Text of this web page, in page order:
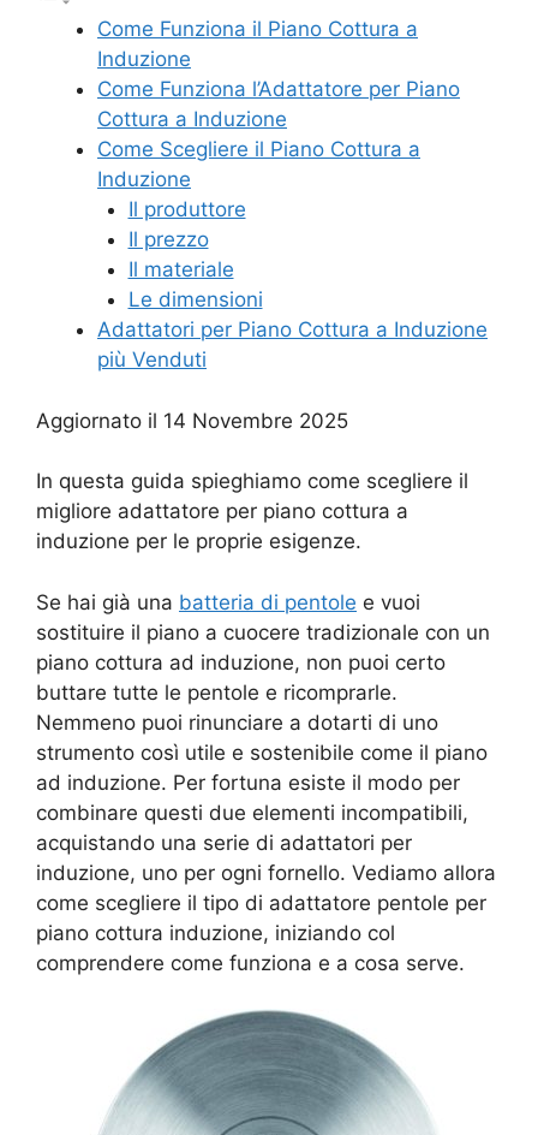
Come Funziona il Piano Cottura a
Induzione
Come Funziona l’Adattatore per Piano
Cottura a Induzione
Come Scegliere il Piano Cottura a
Induzione
Il produttore
Il prezzo
Il materiale
Le dimensioni
Adattatori per Piano Cottura a Induzione
più Venduti
Aggiornato il 14 Novembre 2025
In questa guida spieghiamo come scegliere il
migliore adattatore per piano cottura a
induzione per le proprie esigenze.
Se hai già una batteria di pentole e vuoi
sostituire il piano a cuocere tradizionale con un
piano cottura ad induzione, non puoi certo
buttare tutte le pentole e ricomprarle.
Nemmeno puoi rinunciare a dotarti di uno
strumento così utile e sostenibile come il piano
ad induzione. Per fortuna esiste il modo per
combinare questi due elementi incompatibili,
acquistando una serie di adattatori per
induzione, uno per ogni fornello. Vediamo allora
come scegliere il tipo di adattatore pentole per
piano cottura induzione, iniziando col
comprendere come funziona e a cosa serve.